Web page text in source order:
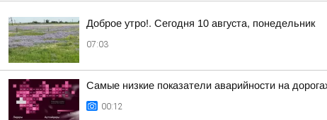
Доброе утро!. Сегодня 10 августа, понедельник
07:03
Самые низкие показатели аварийности на
00:12